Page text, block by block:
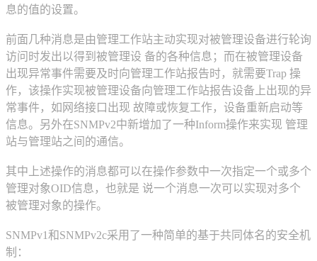
息的值的设置。
前面几种消息是由管理工作站主动实现对被管理设备进行轮询
访问时发出以得到被管理设 备的各种信息；而在被管理设备
出现异常事件需要及时向管理工作站报告时，就需要Trap 操
作，该操作实现被管理设备向管理工作站报告设备上出现的异
常事件，如网络接口出现 故障或恢复工作，设备重新启动等
信息。另外在SNMPv2中新增加了一种Inform操作来实现 管理
站与管理站之间的通信。
其中上述操作的消息都可以在操作参数中一次指定一个或多个
管理对象OID信息，也就是 说一个消息一次可以实现对多个
被管理对象的操作。
SNMPv1和SNMPv2c采用了一种简单的基于共同体名的安全机
制：